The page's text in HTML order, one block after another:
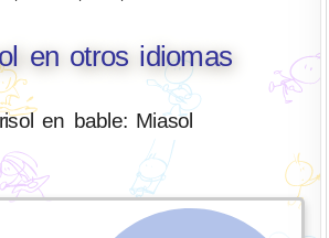
en otros idiomas
en bable: Miasol